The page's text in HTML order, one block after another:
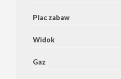
Plac zabaw
Widok
Gaz